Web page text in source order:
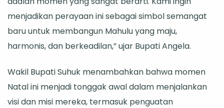
menjadikan perayaan ini sebagai simbol semangat
baru untuk membangun Mahulu yang maju,
harmonis, dan berkeadilan,” ujar Bupati Angela.
Wakil Bupati Suhuk menambahkan bahwa momen
Natal ini menjadi tonggak awal dalam menjalankan
visi dan misi mereka, termasuk penguatan